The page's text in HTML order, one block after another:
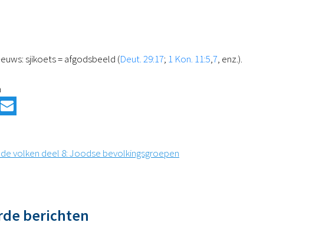
sjikoets = afgodsbeeld (Deut. 29:17; 1 Kon. 11:5,7, enz.).
volken deel 8: Joodse bevolkingsgroepen
berichten